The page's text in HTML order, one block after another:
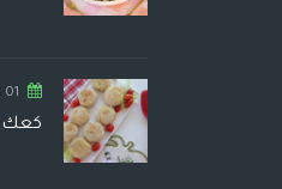
01 ديسمبر,2019
كعك